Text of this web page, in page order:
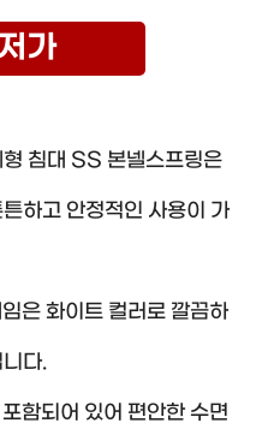
가
침대 SS 본넬스프링은
하고 안정적인 사용이 가
은 화이트 컬러로 깔끔하
다.
함되어 있어 편안한 수면